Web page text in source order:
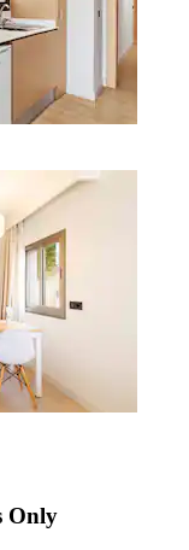
Only